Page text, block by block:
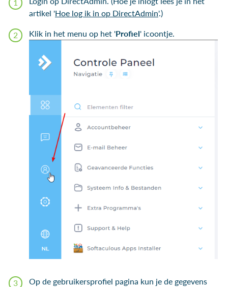
artikel 'Hoe log ik in op DirectAdmin'.)
Klik in het menu op het 'Profiel' icoontje.
Op de gebruikersprofiel pagina kun je de gegevens